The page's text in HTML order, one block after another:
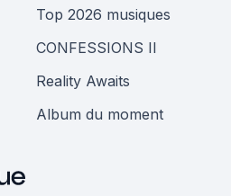
Top 2026 musiques
CONFESSIONS II
Reality Awaits
Album du moment